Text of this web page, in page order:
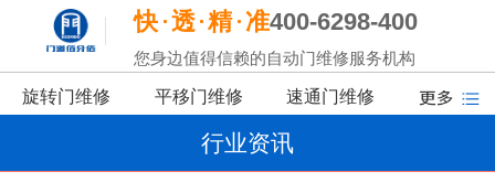
快 透 精 准400-6298-400
您身边值得信赖的自动门维修服务机构
旋转门维修 平移门维修 速通门维修
行业资讯